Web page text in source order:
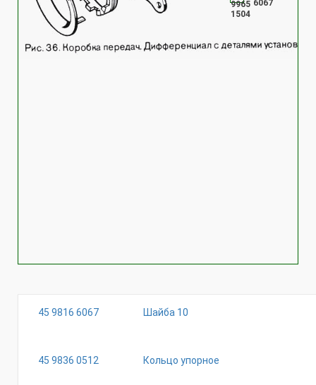
6067
9965
1504
45 9816 6067 Шайба 10
45 9836 0512 Кольцо упорное